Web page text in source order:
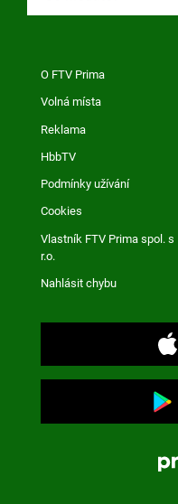
O FTV Prima
Volná místa
Reklama
HbbTV
Podmínky užívání
Cookies
Vlastník FTV Prima spol. s
r.o.
Nahlásit chybu